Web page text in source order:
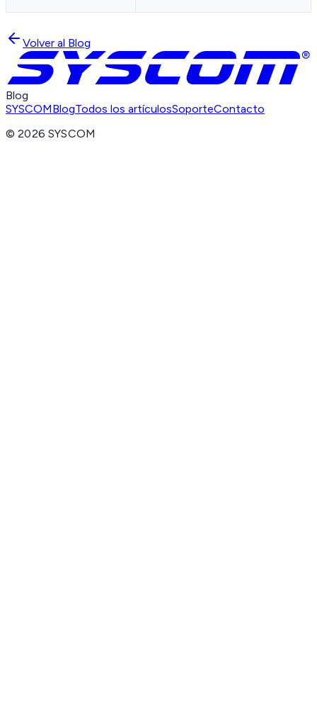
Volver al Blog
Blog
SYSCOMBlogTodos los artículosSoporteContacto
©2026 SYSCOM